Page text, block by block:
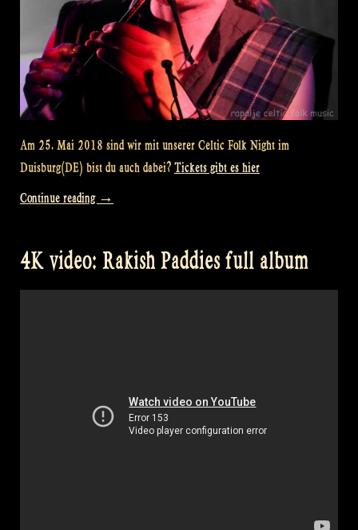
Am 25. Mai 2018 sind wir mit unserer Celtic Folk Night im
Duisburg(DE) bist du auch dabei? Tickets gibt es hier
Continue reading „Celtic
Preview
–
→
4K video: Rakish Paddies full album